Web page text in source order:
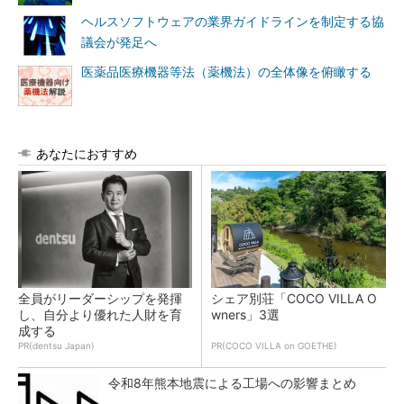
ヘルスソフトウェアの業界ガイドラインを制定する協
議会が発足へ
医薬品医療機器等法（薬機法）の全体像を俯瞰する
あなたにおすすめ
全員がリーダーシップを発揮
し、自分より優れた人財を育
成する
PR(dentsu Japan)
シェア別荘「COCO VILLA O
wners」3選
PR(COCO VILLA on GOETHE)
令和8年熊本地震による工場への影響まとめ